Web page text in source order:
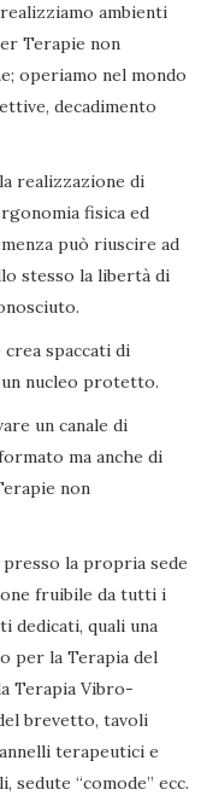
ambienti
Terapie non
operiamo nel mondo
decadimento
realizzazione di
fisica ed
può riuscire ad
stesso la libertà di
spaccati di
nucleo protetto.
un canale di
ma anche di
non
la propria sede
fruibile da tutti i
dedicati, quali una
per la Terapia del
Terapia Vibro-
brevetto, tavoli
terapeutici e
“comode” ecc.